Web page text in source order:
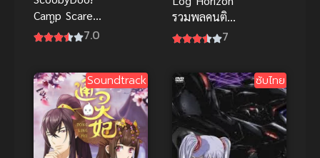
Camp Scare
สคูบี้ดู ค่าย
ไลน์
7.0
รวมพลคนติด
อยู่ในเกมส์7
Soundtrack ซับไทย